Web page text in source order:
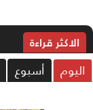
الاکثر قراءة
أسبوع